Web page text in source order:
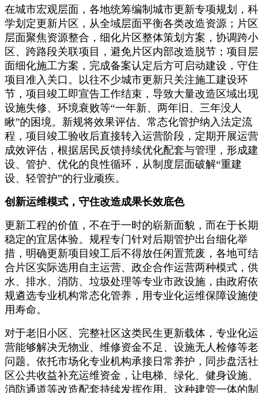
在城市宏观层面，各地统筹编制城市更新专项规划，科
学划定更新片区，从全域层面平衡各类改造资源；片区
层面聚焦资源整合，细化片区整体策划方案，协调跨小
区、跨路段关联项目，避免片区内部改造脱节；项目层
面细化施工方案，完成备案认定后方可启动建设，守住
项目准入关口。以往不少城市更新只关注施工建设环
节，项目竣工即宣告工作结束，导致大量改造区域出现
设施失修、环境衰败等“一年新、两年旧、三年没人
瞅”的困境。新规将效果评估、常态化管护纳入法定流
程，项目竣工验收后直接转入运营阶段，定期开展运营
成效评估，根据居民反馈持续优化配套与管理，形成建
设、管护、优化的良性循环，从制度层面破解“重建
设、轻管护”的行业顽疾。
创新运维模式，守住改造成果长效底色
更新工程的价值，不在于一时的崭新面貌，而在于长期
稳定的宜居体验。规程专门针对后期管护出台细化举
措，明确更新项目竣工后不得放任闲置荒废，各地可结
合片区实际选用自主运营、政企合作运营两种模式，供
水、排水、消防、垃圾处理等专业市政设施，由政府依
规遴选专业机构常态化管养，用专业化运维保障设施使
用寿命。
对于老旧小区、完整社区这类民生更新载体，专业化运
营能够解决无物业、维修资金不足、设施无人检修等老
问题。依托市场化专业机构承接日常养护，同步盘活社
区公共收益补充运维资金，让电梯、绿化、健身设施、
消防通道等改造配套持续发挥作用。这种建管一体的制